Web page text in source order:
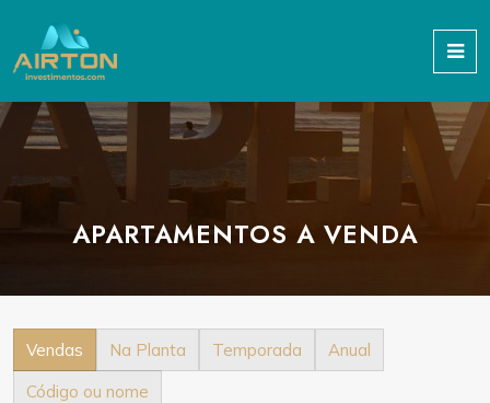
APARTAMENTOS A VENDA
Vendas Na Planta Temporada
Anual
Código ou nome